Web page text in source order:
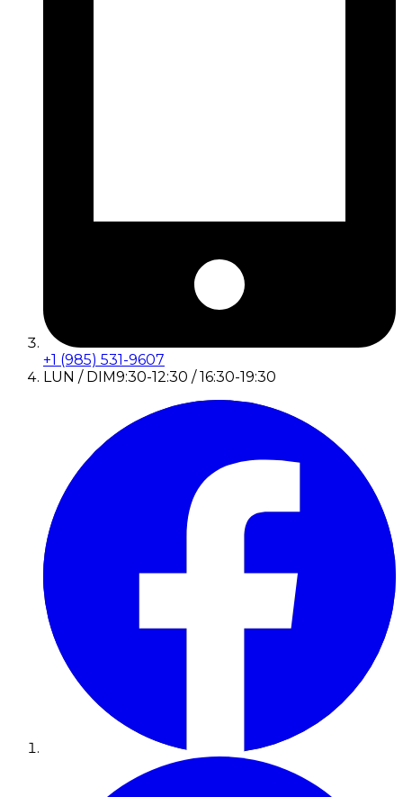
+1 (985) 531-9607
LUN / DIM9:30-12:30 / 16:30-19:30